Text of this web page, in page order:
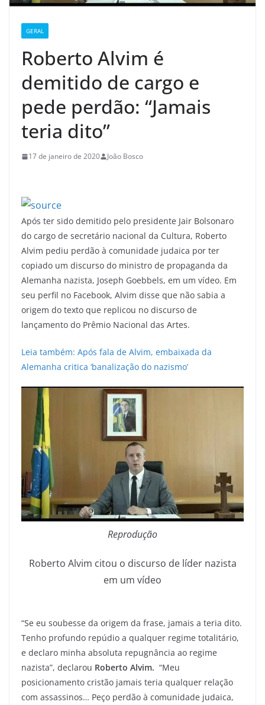
GERAL
Roberto Alvim é
demitido de cargo e
pede perdão: “Jamais
teria dito”
17 de janeiro de 2020 João Bosco
Após ter sido demitido pelo presidente Jair Bolsonaro
do cargo de secretário nacional da Cultura, Roberto
Alvim pediu perdão à comunidade judaica por ter
copiado um discurso do ministro de propaganda da
Alemanha nazista, Joseph Goebbels, em um vídeo. Em
seu perfil no Facebook, Alvim disse que não sabia a
origem do texto que replicou no discurso de
lançamento do Prêmio Nacional das Artes.
Leia também: Após fala de Alvim, embaixada da
Alemanha critica ‘banalização do nazismo’
Reprodução
Roberto Alvim citou o discurso de líder nazista
em um vídeo
“Se eu soubesse da origem da frase, jamais a teria dito.
Tenho profundo repúdio a qualquer regime totalitário,
e declaro minha absoluta repugnância ao regime
nazista”, declarou Roberto Alvim. “Meu
posicionamento cristão jamais teria qualquer relação
com assassinos… Peço perdão à comunidade judaica,